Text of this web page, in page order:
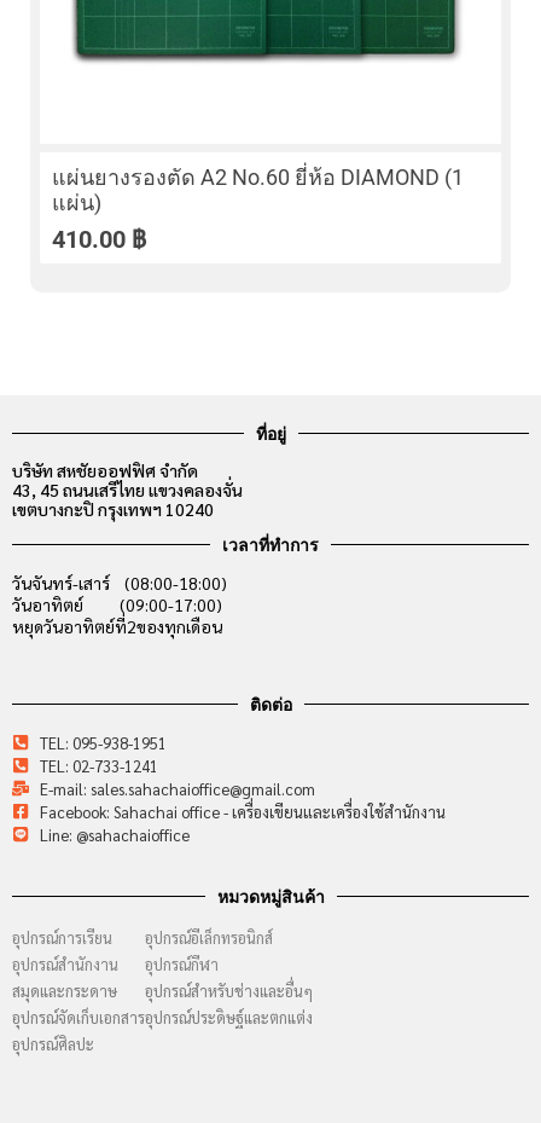
แผ่นยางรองตัด A2 No.60 ยี่ห้อ DIAMOND (1
แผ่น)
410.00 ฿
ที่อยู่
บริษัท สหชัยออฟฟิศ จำกัด
43, 45 ถนนเสรีไทย แขวงคลองจั่น
เขตบางกะปิ กรุงเทพฯ 10240
เวลาที่ทำการ
วันจันทร์-เสาร์ (08:00-18:00)
วันอาทิตย์ (09:00-17:00)
หยุดวันอาทิตย์ที่2ของทุกเดือน
ติดต่อ
TEL: 095-938-1951
TEL: 02-733-1241
E-mail: sales.sahachaioffice@gmail.com
Facebook: Sahachai office - เครื่องเขียนและเครื่องใช้สำนักงาน
Line: @sahachaioffice
หมวดหมู่สินค้า
อุปกรณ์การเรียน
อุปกรณ์สำนักงาน
สมุดและกระดาษ
อุปกรณ์จัดเก็บเอกสาร
อุปกรณ์ศิลปะ
อุปกรณ์อีเล็กทรอนิกส์
อุปกรณ์กีฬา
อุปกรณ์สำหรับช่างและอื่นๆ
อุปกรณ์ประดิษฐ์และตกแต่ง